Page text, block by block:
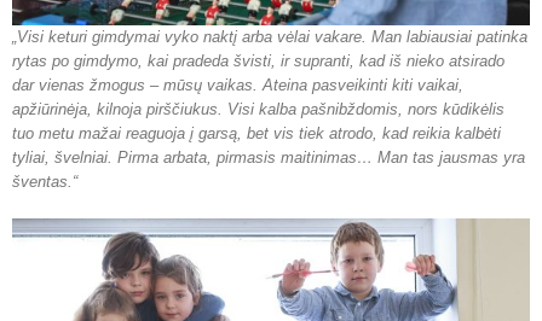
„Visi keturi gimdymai vyko naktį arba vėlai vakare. Man labiausiai patinka
rytas po gimdymo, kai pradeda švisti, ir supranti, kad iš nieko atsirado
dar vienas žmogus – mūsų vaikas. Ateina pasveikinti kiti vaikai,
apžiūrinėja, kilnoja pirščiukus. Visi kalba pašnibždomis, nors kūdikėlis
tuo metu mažai reaguoja į garsą, bet vis tiek atrodo, kad reikia kalbėti
tyliai, švelniai. Pirma arbata, pirmasis maitinimas… Man tas jausmas yra
šventas.“